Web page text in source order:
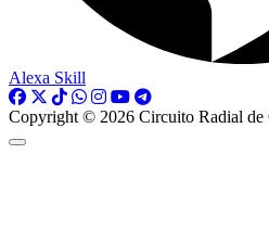
Alexa Skill
Copyright © 2026 Circuito Radial de